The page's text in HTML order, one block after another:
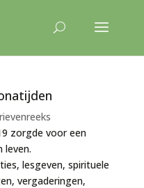
zorgde voor een
leven.
lesgeven, spirituele
vergaderingen,